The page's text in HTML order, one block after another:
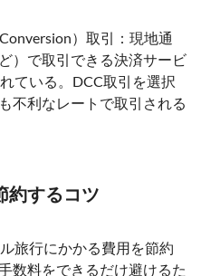
）取引：現地通
）で取引できる決済サービ
ている。DCC取引を選択
不利なレートで取引される
約するコツ
旅行にかかる費用を節約
数料をできるだけ避けるた